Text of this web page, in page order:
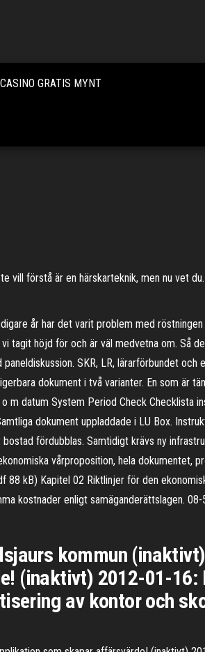
GRATIS MYNT
vill förstå är en härskarteknik, men nu vet
år har det varit problem med
tagit höjd för och är väl medvetna om. Så
SKR, LR, lärarförbundet och
dokument i två varianter. En som är
m datum System Period Check Checklista
dokument uppladdade i LU Box.
fördubblas. Samtidigt krävs ny
vårproposition, hela dokumentet,
kB) Kapitel 02 Riktlinjer för den
kostnader enligt samäganderättslagen.
kommun (inaktivt)
(inaktivt) 2012-01-16:
av kontor och